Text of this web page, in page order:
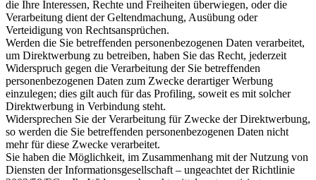
die Ihre Interessen, Rechte und Freiheiten überwiegen, oder die
Verarbeitung dient der Geltendmachung, Ausübung oder
Verteidigung von Rechtsansprüchen.
Werden die Sie betreffenden personenbezogenen Daten verarbeitet,
um Direktwerbung zu betreiben, haben Sie das Recht, jederzeit
Widerspruch gegen die Verarbeitung der Sie betreffenden
personenbezogenen Daten zum Zwecke derartiger Werbung
einzulegen; dies gilt auch für das Profiling, soweit es mit solcher
Direktwerbung in Verbindung steht.
Widersprechen Sie der Verarbeitung für Zwecke der Direktwerbung,
so werden die Sie betreffenden personenbezogenen Daten nicht
mehr für diese Zwecke verarbeitet.
Sie haben die Möglichkeit, im Zusammenhang mit der Nutzung von
Diensten der Informationsgesellschaft – ungeachtet der Richtlinie